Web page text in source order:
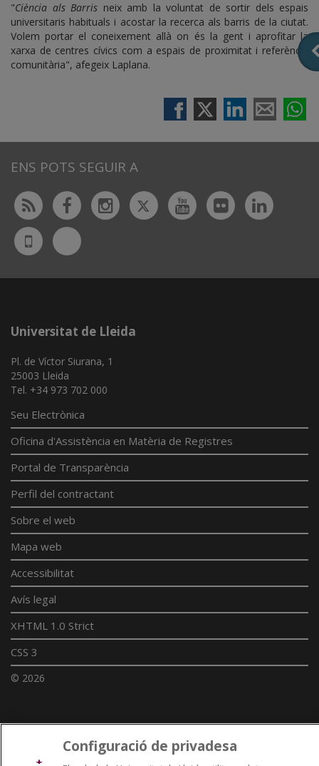
"Ciència als Barris neix amb la voluntat de sortir dels espais
universitaris habituals i acostar la recerca als barris de la ciutat.
Volem portar el coneixement allà on és la gent i aprofitar la
xarxa de centres cívics com a espais de proximitat i referència
comunitària", afegeix Laplana.
ENS POTS SEGUIR A
Rss FacebookInstagram
TwitterYoutubeFlickr
UdL
App
Bluesky
Universitat de Lleida
Pl. de Víctor Siurana, 1
25003 Lleida
Tel. +34 973 702 000
Seu Electrònica
Oficina d'Assistència en Matèria de Registres
Portal de Transparència
Perfil del contractant
Sobre el web
Mapa web
Accessibilitat
Avís legal
XHTML 1.0 Strict
CSS 3
© 2026
Configuració de privadesa